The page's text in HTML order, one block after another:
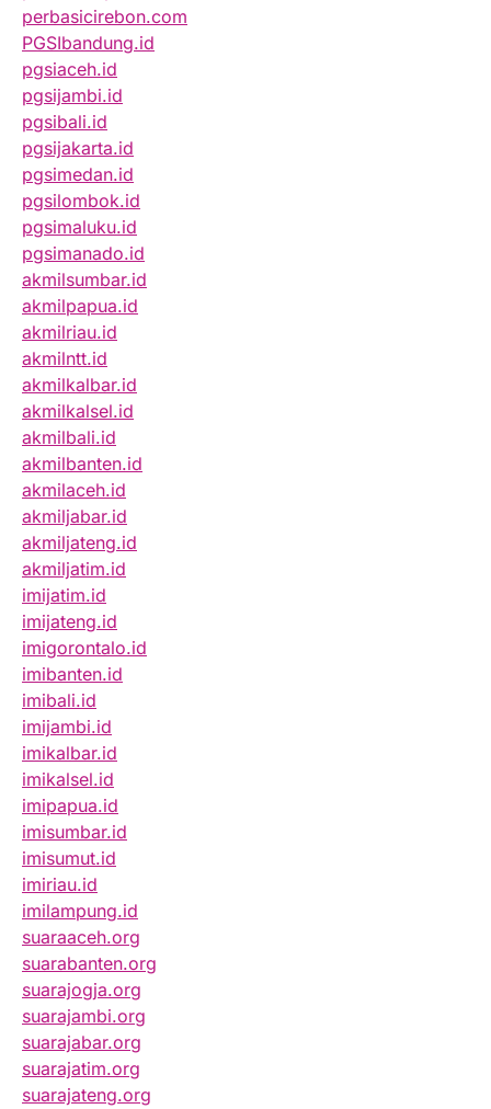
perbasicirebon.com
PGSIbandung.id
pgsiaceh.id
pgsijambi.id
pgsibali.id
pgsijakarta.id
pgsimedan.id
pgsilombok.id
pgsimaluku.id
pgsimanado.id
akmilsumbar.id
akmilpapua.id
akmilriau.id
akmilntt.id
akmilkalbar.id
akmilkalsel.id
akmilbali.id
akmilbanten.id
akmilaceh.id
akmiljabar.id
akmiljateng.id
akmiljatim.id
imijatim.id
imijateng.id
imigorontalo.id
imibanten.id
imibali.id
imijambi.id
imikalbar.id
imikalsel.id
imipapua.id
imisumbar.id
imisumut.id
imiriau.id
imilampung.id
suaraaceh.org
suarabanten.org
suarajogja.org
suarajambi.org
suarajabar.org
suarajatim.org
suarajateng.org